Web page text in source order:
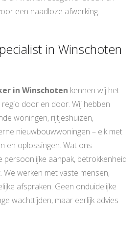
een naadloze afwerking.
in Winschoten
in Winschoten kennen wij het
door en door. Wij hebben
woningen, rijtjeshuizen,
nieuwbouwwoningen – elk met
en oplossingen. Wat ons
persoonlijke aanpak, betrokkenheid
We werken met vaste mensen,
afspraken. Geen onduidelijke
wachttijden, maar eerlijk advies